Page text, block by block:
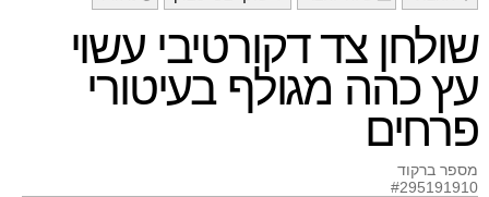
שולחן צד דקורטיבי עשוי
עץ כהה מגולף בעיטורי
פרחים
מספר ברקוד
#295191910